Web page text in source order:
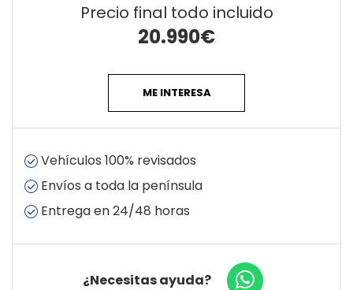
Precio final todo incluido
20.990€
ME INTERESA
Vehículos 100% revisados
Envíos a toda la península
Entrega en 24/48 horas
¿Necesitas ayuda?